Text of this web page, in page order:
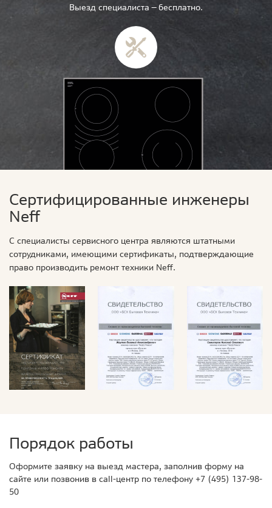
Выезд специалиста — бесплатно.
Сертифицированные инженеры
Neff
С специалисты сервисного центра являются штатными
сотрудниками, имеющими сертификаты, подтверждающие
право производить ремонт техники Neff.
Порядок работы
Оформите заявку на выезд мастера, заполнив форму на
сайте или позвонив в call-центр по телефону +7 (495) 137-98-
50